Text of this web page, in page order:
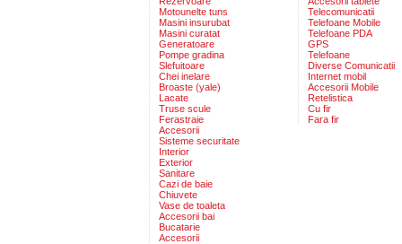
Motounelte tuns
Masini insurubat
Masini curatat
Generatoare
Pompe gradina
Slefuitoare
Chei inelare
Broaste (yale)
Lacate
Truse scule
Ferastraie
Accesorii
Sisteme securitate
Interior
Exterior
Sanitare
Cazi de baie
Chiuvete
Vase de toaleta
Accesorii bai
Bucatarie
Accesorii
Telecomunicatii
Telefoane Mobile
Telefoane PDA
GPS
Telefoane
Diverse Comunicatii
Internet mobil
Accesorii Mobile
Retelistica
Cu fir
Fara fir